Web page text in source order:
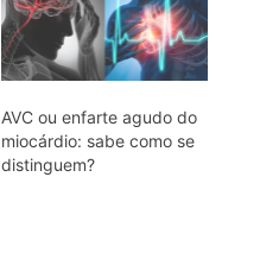
AVC ou enfarte agudo do
miocárdio: sabe como se
distinguem?